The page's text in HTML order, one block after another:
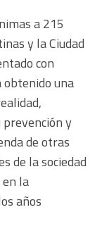
a 215
y la Ciudad
con
obtenido una
y
de otras
de la sociedad
la
años